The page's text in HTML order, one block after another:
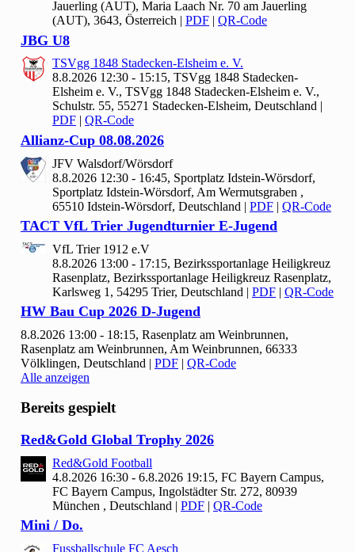
Jauerling (AUT), Maria Laach Nr. 70 am Jauerling
(AUT), 3643, Österreich | PDF | QR-Code
JBG U8
TSVgg 1848 Stadecken-Elsheim e. V.
8.8.2026 12:30 - 15:15, TSVgg 1848 Stadecken-
Elsheim e. V., TSVgg 1848 Stadecken-Elsheim e. V.,
Schulstr. 55, 55271 Stadecken-Elsheim, Deutschland
PDF
QR-Code
Allianz-Cup 08.08.2026
JFV Walsdorf/Wörsdorf
8.8.2026 12:30 - 16:45, Sportplatz Idstein-Wörsdorf,
Sportplatz Idstein-Wörsdorf, Am Wermutsgraben ,
65510 Idstein-Wörsdorf, Deutschland | PDF | QR-Code
TACT VfL Trier Jugendturnier E-Jugend
VfL Trier 1912 e.V
8.8.2026 13:00 - 17:15, Bezirkssportanlage Heiligkreuz
Rasenplatz, Bezirkssportanlage Heiligkreuz Rasenplatz,
Karlsweg 1, 54295 Trier, Deutschland | PDF | QR-Code
HW Bau Cup 2026 D-Jugend
8.8.2026 13:00 - 18:15, Rasenplatz am Weinbrunnen,
Rasenplatz am Weinbrunnen, Am Weinbrunnen, 66333
Völklingen, Deutschland | PDF | QR-Code
Alle anzeigen
Bereits gespielt
Red&Gold Global Trophy 2026
Red&Gold Football
4.8.2026 16:30 - 6.8.2026 19:15, FC Bayern Campus,
FC Bayern Campus, Ingolstädter Str. 272, 80939
München , Deutschland | PDF | QR-Code
Mini / Do.
Fussballschule FC Aesch